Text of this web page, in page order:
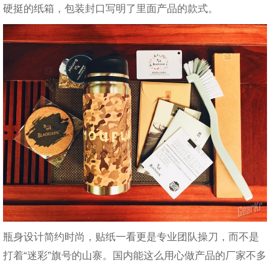
硬挺的纸箱，包装封口写明了里面产品的款式。
瓶身设计简约时尚，贴纸一看更是专业团队操刀，而不是
打着“迷彩”旗号的山寨。国内能这么用心做产品的厂家不多